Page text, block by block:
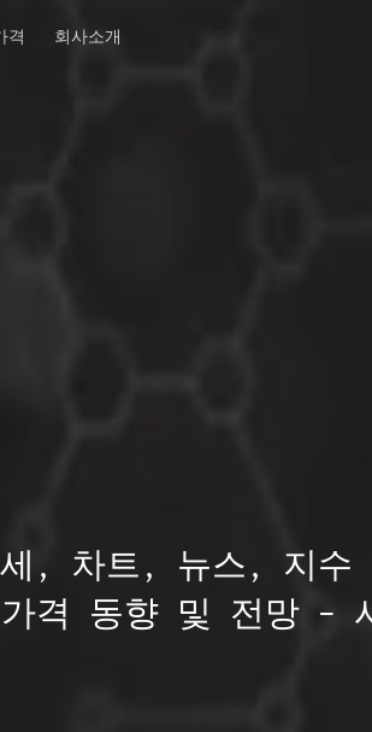
격 회사소개
, 차트, 뉴스, 지수
격 동향 및 전망 –